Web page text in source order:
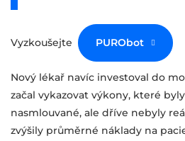
Vyzkoušejte PURObot
Nový lékař navíc investoval do
začal vykazovat výkony, které
nasmlouvané, ale dříve nebyly
zvýšily průměrné náklady na